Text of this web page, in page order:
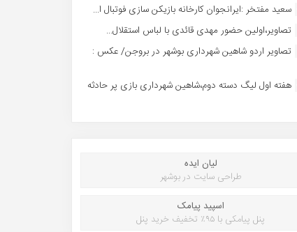
سعید مفتخر :ایرانجوان کارخانه بازیکن سازی فوتبال ا...
تصاویر،اولین حضور مهدی قائدی با لباس استقلال...
تصاویر اردو شاهین شهرداری بوشهر در بروجن/ عکس :
هفته اول لیگ دسته دوم،شاهین شهرداری بازی پر حادثه
لیان ایده
طراحی سایت در بوشهر
اسپید پیامک
پنل پیامکی با ۹۵٪ تخفیف خرید پنل